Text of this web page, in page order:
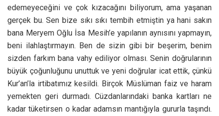
edemeyeceğini ve çok kızacağını biliyorum, ama yaşanan
gerçek bu. Sen bize sıkı sıkı tembih etmiştin ya hani sakın
bana Meryem Oğlu İsa Mesih’e yapılanın aynısını yapmayın,
beni ilahlaştırmayın. Ben de sizin gibi bir beşerim, benim
sizden farkım bana vahy ediliyor olması. Senin doğrularının
büyük çoğunluğunu unuttuk ve yeni doğrular icat ettik, çünkü
Kur’an’la irtibatımız kesildi. Birçok Müslüman faiz ve haram
yemekten geri durmadı. Cüzdanlarındaki banka kartları ne
kadar tüketirsen o kadar adamsın mantığıyla gururla taşındı.